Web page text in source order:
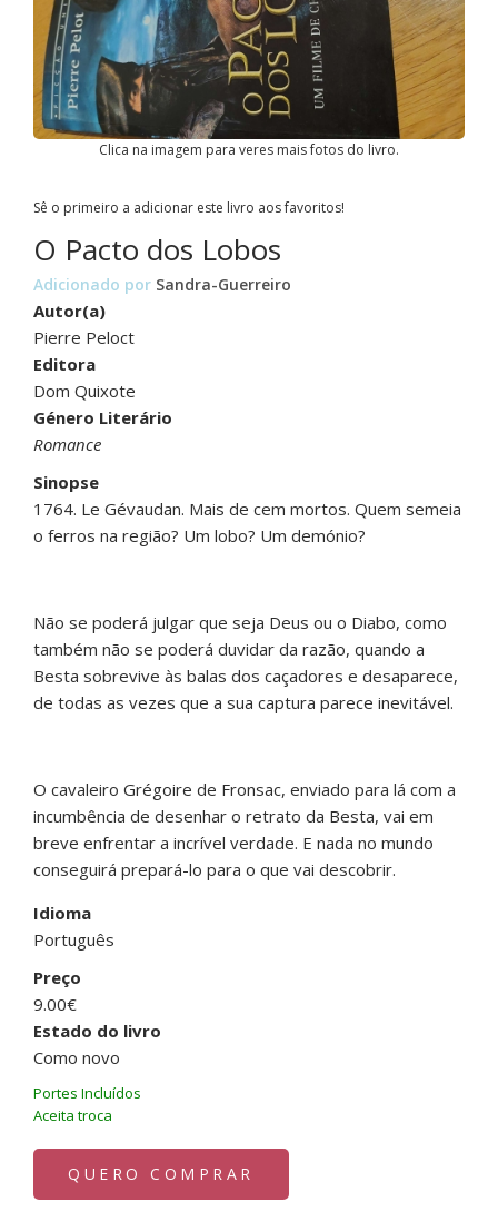
Clica na imagem para veres mais fotos do livro.
Sê o primeiro a adicionar este livro aos favoritos!
O Pacto dos Lobos
Adicionado por Sandra-Guerreiro
Autor(a)
Pierre Peloct
Editora
Dom Quixote
Género Literário
Romance
Sinopse
1764. Le Gévaudan. Mais de cem mortos. Quem semeia
o ferros na região? Um lobo? Um demónio?
Não se poderá julgar que seja Deus ou o Diabo, como
também não se poderá duvidar da razão, quando a
Besta sobrevive às balas dos caçadores e desaparece,
de todas as vezes que a sua captura parece inevitável.
O cavaleiro Grégoire de Fronsac, enviado para lá com a
incumbência de desenhar o retrato da Besta, vai em
breve enfrentar a incrível verdade. E nada no mundo
conseguirá prepará-lo para o que vai descobrir.
Idioma
Português
Preço
9.00€
Estado do livro
Como novo
Portes Incluídos
Aceita troca
QUERO COMPRAR